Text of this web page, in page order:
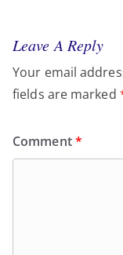
Leave A Reply
Your email
fields are marked
Comment*